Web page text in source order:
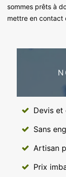
sommes prêts à
mettre en contact
Devis et
Sans
Artisan
Prix